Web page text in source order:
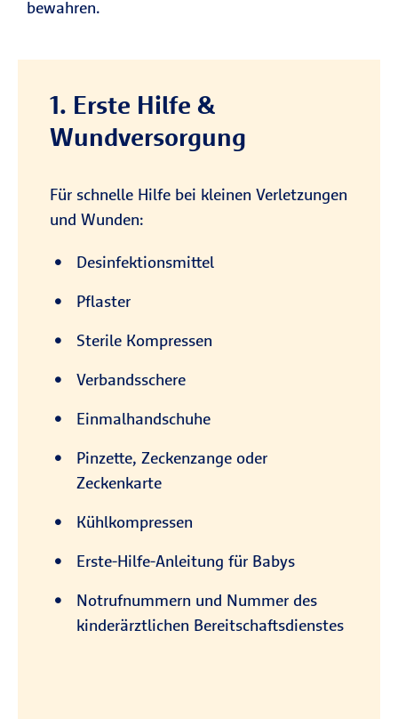
bewahren.
1. Erste Hilfe &
Wundversorgung
Für schnelle Hilfe bei kleinen Verletzungen
und Wunden:
Desinfektionsmittel
Pflaster
Sterile Kompressen
Verbandsschere
Einmalhandschuhe
Pinzette, Zeckenzange oder
Zeckenkarte
Kühlkompressen
Erste-Hilfe-Anleitung für Babys
Notrufnummern und Nummer des
kinderärztlichen Bereitschaftsdienstes